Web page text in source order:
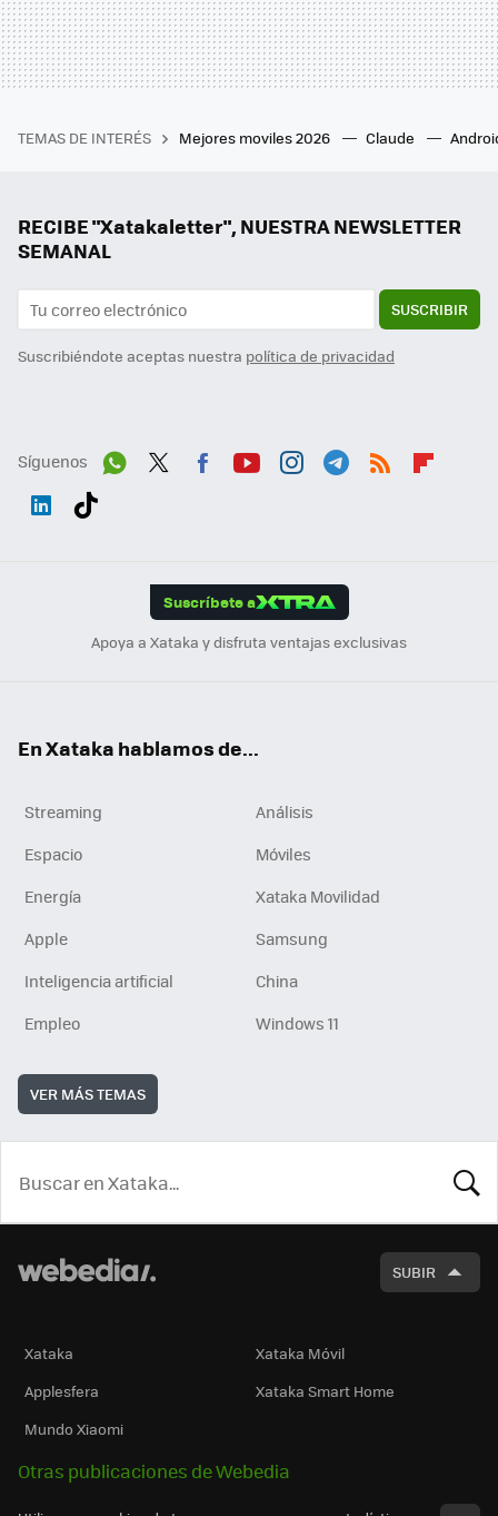
TEMAS DE INTERÉS Mejores moviles 2026 Claude
RECIBE "Xatakaletter", NUESTRA NEWSLETTER
SEMANAL
SUSCRIBIR
Suscribiéndote aceptas nuestra política de privacidad
Síguenos
Suscríbete a
Apoya a Xataka y disfruta ventajas exclusivas
En Xataka hablamos de...
Streaming
Análisis
Espacio
Móviles
Energía
Xataka Movilidad
Apple
Samsung
Inteligencia artificial
China
Empleo
Windows 11
VER MÁS TEMAS
SUBIR
Xataka
Xataka Móvil
Applesfera
Xataka Smart Home
Mundo Xiaomi
Otras publicaciones de Webedia